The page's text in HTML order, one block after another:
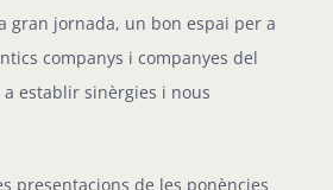
gran jornada, un bon espai per a
companys i companyes del
establir sinèrgies i nous
presentacions de les ponències